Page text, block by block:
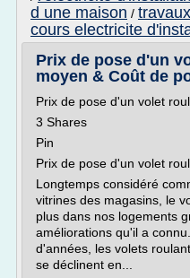
d une maison /
cours electricite
Prix de pose d'un
moyen & Coût de
Prix de pose d'un volet
3 Shares
Pin
Prix de pose d'un volet
Longtemps considéré
vitrines des magasins, le
plus dans nos logements
améliorations qu'il a
d'années, les volets
se déclinent en...